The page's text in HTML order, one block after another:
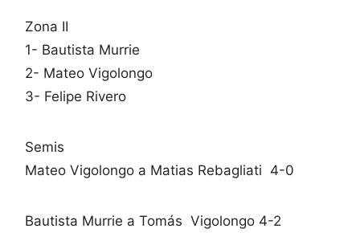
Zona II
1- Bautista Murrie
2- Mateo Vigolongo
3- Felipe Rivero
Semis
Mateo Vigolongo a Matias Rebagliati 4-0
Bautista Murrie a Tomás Vigolongo 4-2